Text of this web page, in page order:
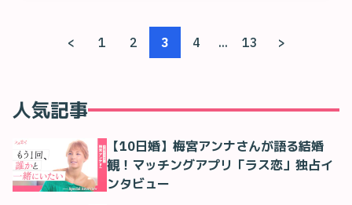
< 1 2 3 4 ... 13 >
人気記事
【10日婚】梅宮アンナさんが語る結婚
観！マッチングアプリ「ラス恋」独占イ
ンタビュー